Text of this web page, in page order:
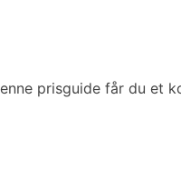
prisguide får du et